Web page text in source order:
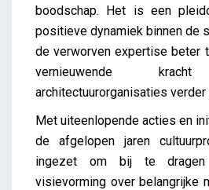
boodschap. Het is een
positieve dynamiek binnen de
de verworven expertise beter
vernieuwende
architectuurorganisaties verder
Met uiteenlopende acties en
de afgelopen jaren
ingezet om bij te
visievorming over belangrijke